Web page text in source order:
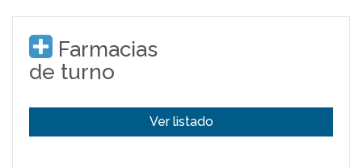
Farmacias
de turno
Ver listado